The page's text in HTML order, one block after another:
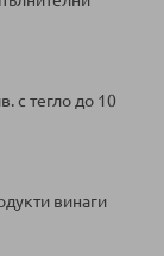
с тегло до 10
винаги